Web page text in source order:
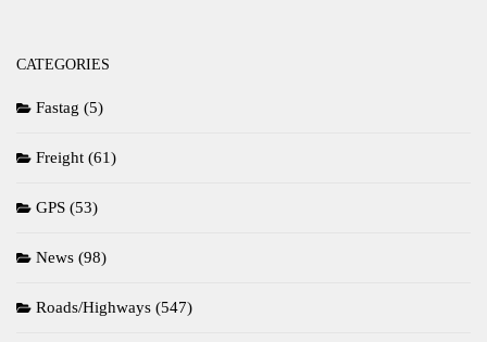
CATEGORIES
Fastag (5)
Freight (61)
GPS (53)
News (98)
Roads/Highways (547)